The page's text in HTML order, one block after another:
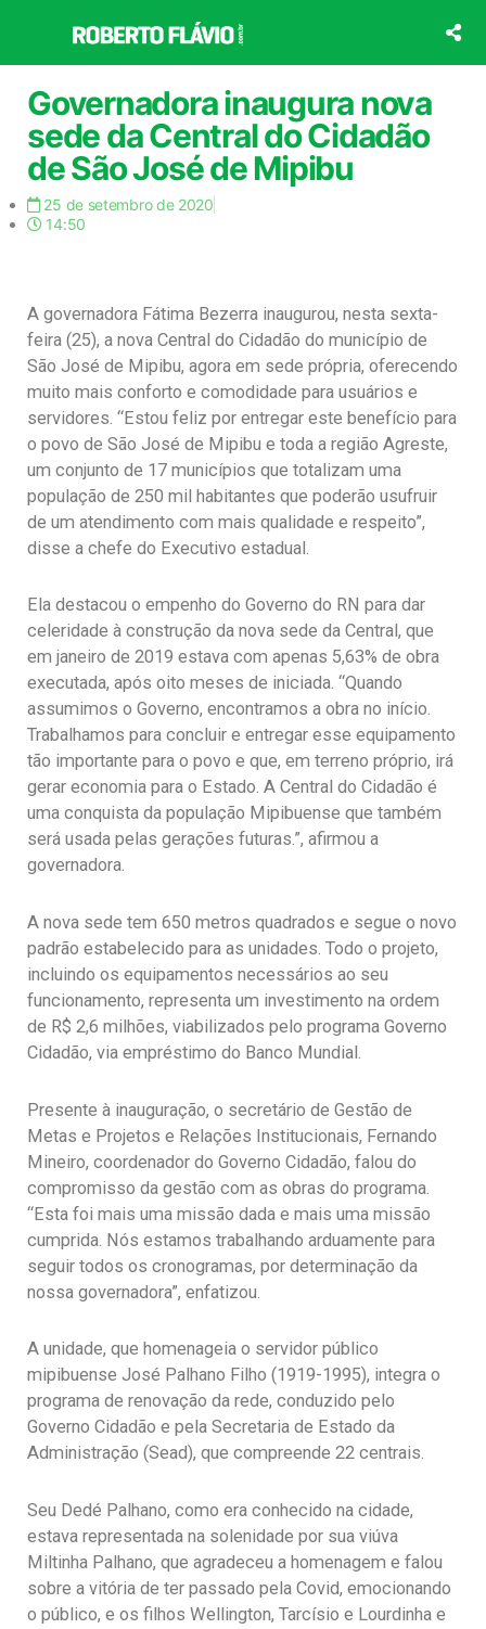
o
conteúdo
Governadora inaugura nova
sede da Central do Cidadão
de São José de Mipibu
25 de setembro de 2020
14:50
A governadora Fátima Bezerra inaugurou, nesta sexta-
feira (25), a nova Central do Cidadão do município de
São José de Mipibu, agora em sede própria, oferecendo
muito mais conforto e comodidade para usuários e
servidores. “Estou feliz por entregar este benefício para
o povo de São José de Mipibu e toda a região Agreste,
um conjunto de 17 municípios que totalizam uma
população de 250 mil habitantes que poderão usufruir
de um atendimento com mais qualidade e respeito”,
disse a chefe do Executivo estadual.
Ela destacou o empenho do Governo do RN para dar
celeridade à construção da nova sede da Central, que
em janeiro de 2019 estava com apenas 5,63% de obra
executada, após oito meses de iniciada. “Quando
assumimos o Governo, encontramos a obra no início.
Trabalhamos para concluir e entregar esse equipamento
tão importante para o povo e que, em terreno próprio, irá
gerar economia para o Estado. A Central do Cidadão é
uma conquista da população Mipibuense que também
será usada pelas gerações futuras.”, afirmou a
governadora.
A nova sede tem 650 metros quadrados e segue o novo
padrão estabelecido para as unidades. Todo o projeto,
incluindo os equipamentos necessários ao seu
funcionamento, representa um investimento na ordem
de R$ 2,6 milhões, viabilizados pelo programa Governo
Cidadão, via empréstimo do Banco Mundial.
Presente à inauguração, o secretário de Gestão de
Metas e Projetos e Relações Institucionais, Fernando
Mineiro, coordenador do Governo Cidadão, falou do
compromisso da gestão com as obras do programa.
“Esta foi mais uma missão dada e mais uma missão
cumprida. Nós estamos trabalhando arduamente para
seguir todos os cronogramas, por determinação da
nossa governadora”, enfatizou.
A unidade, que homenageia o servidor público
mipibuense José Palhano Filho (1919-1995), integra o
programa de renovação da rede, conduzido pelo
Governo Cidadão e pela Secretaria de Estado da
Administração (Sead), que compreende 22 centrais.
Seu Dedé Palhano, como era conhecido na cidade,
estava representada na solenidade por sua viúva
Miltinha Palhano, que agradeceu a homenagem e falou
sobre a vitória de ter passado pela Covid, emocionando
o público, e os filhos Wellington, Tarcísio e Lourdinha e